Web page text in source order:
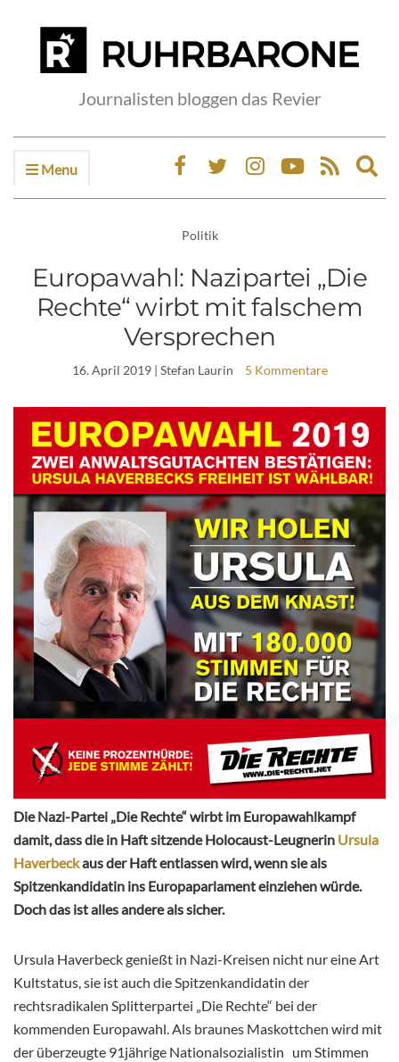
Journalisten bloggen das Revier
Menu
Politik
Europawahl: Nazipartei „Die
Rechte“ wirbt mit falschem
Versprechen
16. April 2019| Stefan Laurin 5 Kommentare
Die Nazi-Partei „Die Rechte“ wirbt im Europawahlkampf
damit, dass die in Haft sitzende Holocaust-Leugnerin Ursula
Haverbeckaus der Haft entlassen wird, wenn sie als
Spitzenkandidatin ins Europaparlament einziehen würde.
Doch das ist alles andere als sicher.
Ursula Haverbeck genießt in Nazi-Kreisen nicht nur eine Art
Kultstatus, sie ist auch die Spitzenkandidatin der
rechtsradikalen Splitterpartei „Die Rechte“ bei der
kommenden Europawahl. Als braunes Maskottchen wird mit
der überzeugte 91jährige Nationalsozialistin um Stimmen